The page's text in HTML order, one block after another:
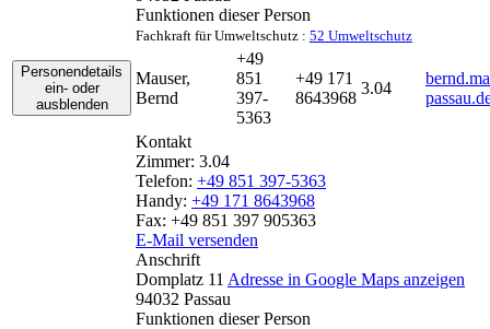
Funktionen dieser Person
Fachkraft für Umweltschutz : 52 Umweltschutz
Personendetails
ein- oder
ausblenden
Mauser,
Bernd
+49
851
397-
5363
+49 171
8643968
3.04
Kontakt
Zimmer: 3.04
Telefon: +49 851 397-5363
Handy: +49 171 8643968
Fax: +49 851 397 905363
E-Mail versenden
Anschrift
Domplatz 11 Adresse in Google Maps anzeigen
94032 Passau
Funktionen dieser Person